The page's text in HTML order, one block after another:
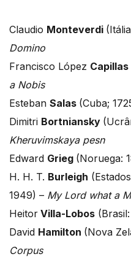
Claudio Monteverdi
Domino
Francisco López Capillas
a Nobis
Esteban Salas (Cuba;
Dimitri Bortniansky
Kheruvimskaya pesn
Edward Grieg (Noruega:
H. H. T. Burleigh
1949) – My Lord what a
Heitor Villa-Lobos
David Hamilton (Nova
Corpus